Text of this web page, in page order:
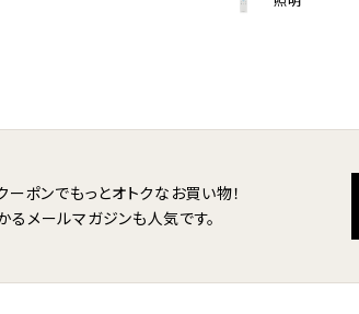
ーポンでもっとオトクなお買い物！
るメールマガジンも人気です。